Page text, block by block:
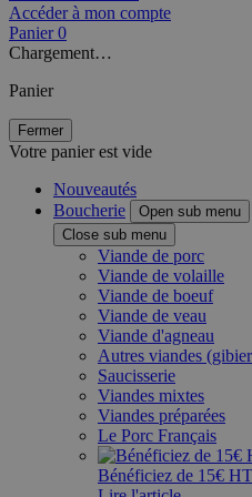
Accéder à mon compte
Panier 0
Chargement…
Panier
Fermer
Votre panier est vide
Nouveautés
Boucherie
Open sub menu
Close sub menu
Viande de porc
Viande de volaille
Viande de boeuf
Viande de veau
Viande d'agneau
Autres viandes
Saucisserie
Viandes mixtes
Viandes préparées
Le Porc Français
Bénéficiez de 15€